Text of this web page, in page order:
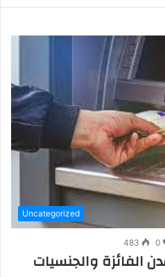
Uncategorized
0
483
2025: المدن الفائزة والجنسيات